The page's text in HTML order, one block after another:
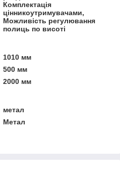
Комплектація
цінникоутримувачами,
Можливість регулювання
полиць по висоті
1010 мм
500 мм
2000 мм
метал
Метал